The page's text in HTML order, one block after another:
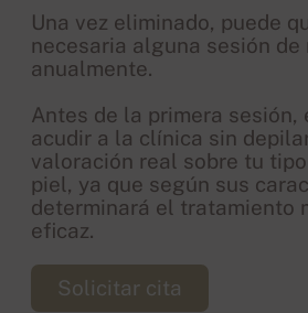
Una vez eliminado, puede
necesaria alguna sesión
anualmente.
Antes de la primera sesión,
acudir a la clínica sin
valoración real sobre tu
piel, ya que según sus
determinará el tratamiento
eficaz.
Solicitar cita